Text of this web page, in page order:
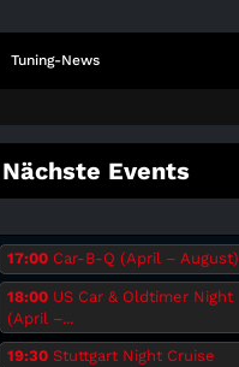
Tuning-News
Nächste Events
17:00 Car-B-Q (April – August)
18:00 US Car & Oldtimer Night
(April –...
19:30 Stuttgart Night Cruise